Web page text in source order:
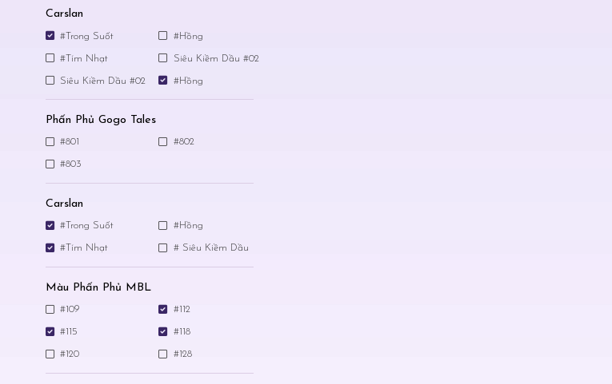
Carslan
#Trong Suốt #Hồng
#Tím Nhạt Siêu Kiềm Dầu #02
Siêu Kiềm Dầu #02 #Hồng
Phấn Phủ Gogo Tales
#801 #802
#803
Carslan
#Trong Suốt #Hồng
#Tím Nhạt # Siêu Kiềm Dầu
Màu Phấn Phủ MBL
#109 #112
#115 #118
#120 #128